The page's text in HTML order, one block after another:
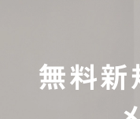
無料新